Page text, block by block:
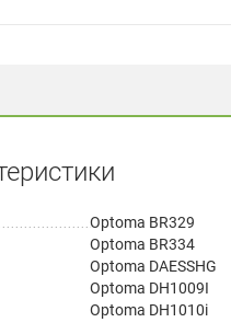
Optoma BR329
Optoma BR334
Optoma DAESSHG
Optoma DH1009I
Optoma DH1010i